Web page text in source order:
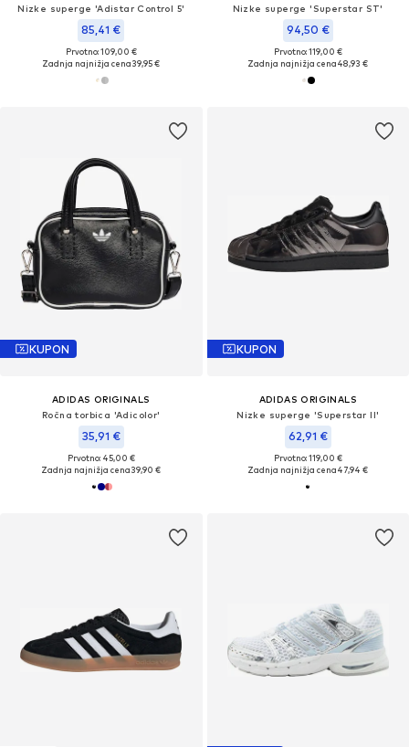
Nizke superge 'Adistar Control 5'
85,41 €
Prvotno: 109,00 €
Zadnja najnižja cena39,95 €
Nizke superge 'Superstar ST'
94,50 €
Prvotno: 119,00 €
Zadnja najnižja cena48,93 €
KUPON
ADIDAS ORIGINALS
Ročna torbica 'Adicolor'
35,91 €
Prvotno: 45,00 €
Zadnja najnižja cena39,90 €
KUPON
ADIDAS ORIGINALS
Nizke superge 'Superstar II'
62,91 €
Prvotno: 119,00 €
Zadnja najnižja cena47,94 €